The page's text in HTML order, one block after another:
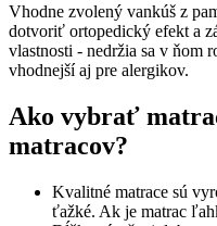
Vhodne zvolený vankúš z
dotvoriť ortopedický efekt a
vlastnosti - nedržia sa v ňom
vhodnejší aj pre alergikov.
Ako vybrať
matracov?
Kvalitné matrace sú
ťažké. Ak je matrac